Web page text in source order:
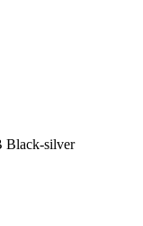
Black-silver